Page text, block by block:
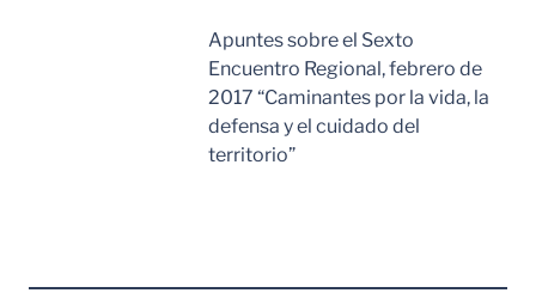
Apuntes sobre el Sexto
Encuentro Regional, febrero de
2017 “Caminantes por la vida, la
defensa y el cuidado del
territorio”